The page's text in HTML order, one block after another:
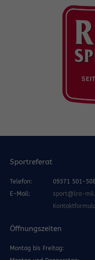
Sportreferat
Telefon:
09371 501-
E-Mail:
sport@lra-
Öffnungszeiten
Montag bis Freitag: